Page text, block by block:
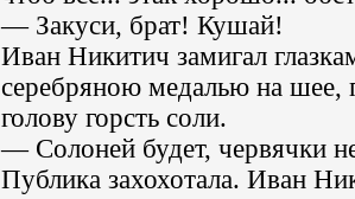
— Закуси, брат! Кушай!
Иван Никитич замигал
серебряною медалью на шее,
голову горсть соли.
— Солоней будет, червячки
Публика захохотала. Иван